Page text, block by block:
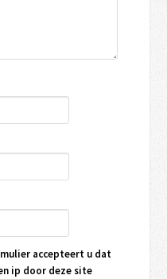
accepteert u dat
ip door deze site